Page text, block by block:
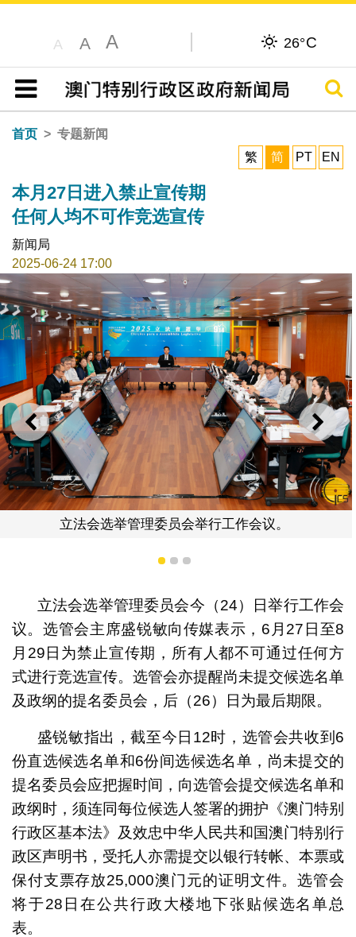
A A A 26°C
目录
搜寻
首页
专题新闻
繁
简 PT EN
本月27日进入禁止宣传期
任何人均不可作竞选宣传
新闻局
2025-06-24 17:00
上一则 下一
立法会选举管理委员会举行工作会议。
1 2 3
立法会选举管理委员会今（24）日举行工作会
议。选管会主席盛锐敏向传媒表示，6月27日至8
月29日为禁止宣传期，所有人都不可通过任何方
式进行竞选宣传。选管会亦提醒尚未提交候选名单
及政纲的提名委员会，后（26）日为最后期限。
盛锐敏指出，截至今日12时，选管会共收到6
份直选候选名单和6份间选候选名单，尚未提交的
提名委员会应把握时间，向选管会提交候选名单和
政纲时，须连同每位候选人签署的拥护《澳门特别
行政区基本法》及效忠中华人民共和国澳门特别行
政区声明书，受托人亦需提交以银行转帐、本票或
保付支票存放25,000澳门元的证明文件。选管会
将于28日在公共行政大楼地下张贴候选名单总
表。